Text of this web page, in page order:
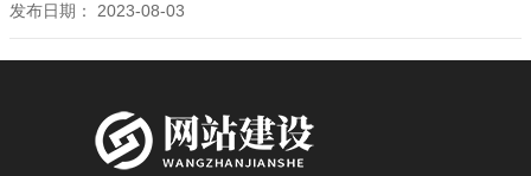
发布日期： 2023-08-03